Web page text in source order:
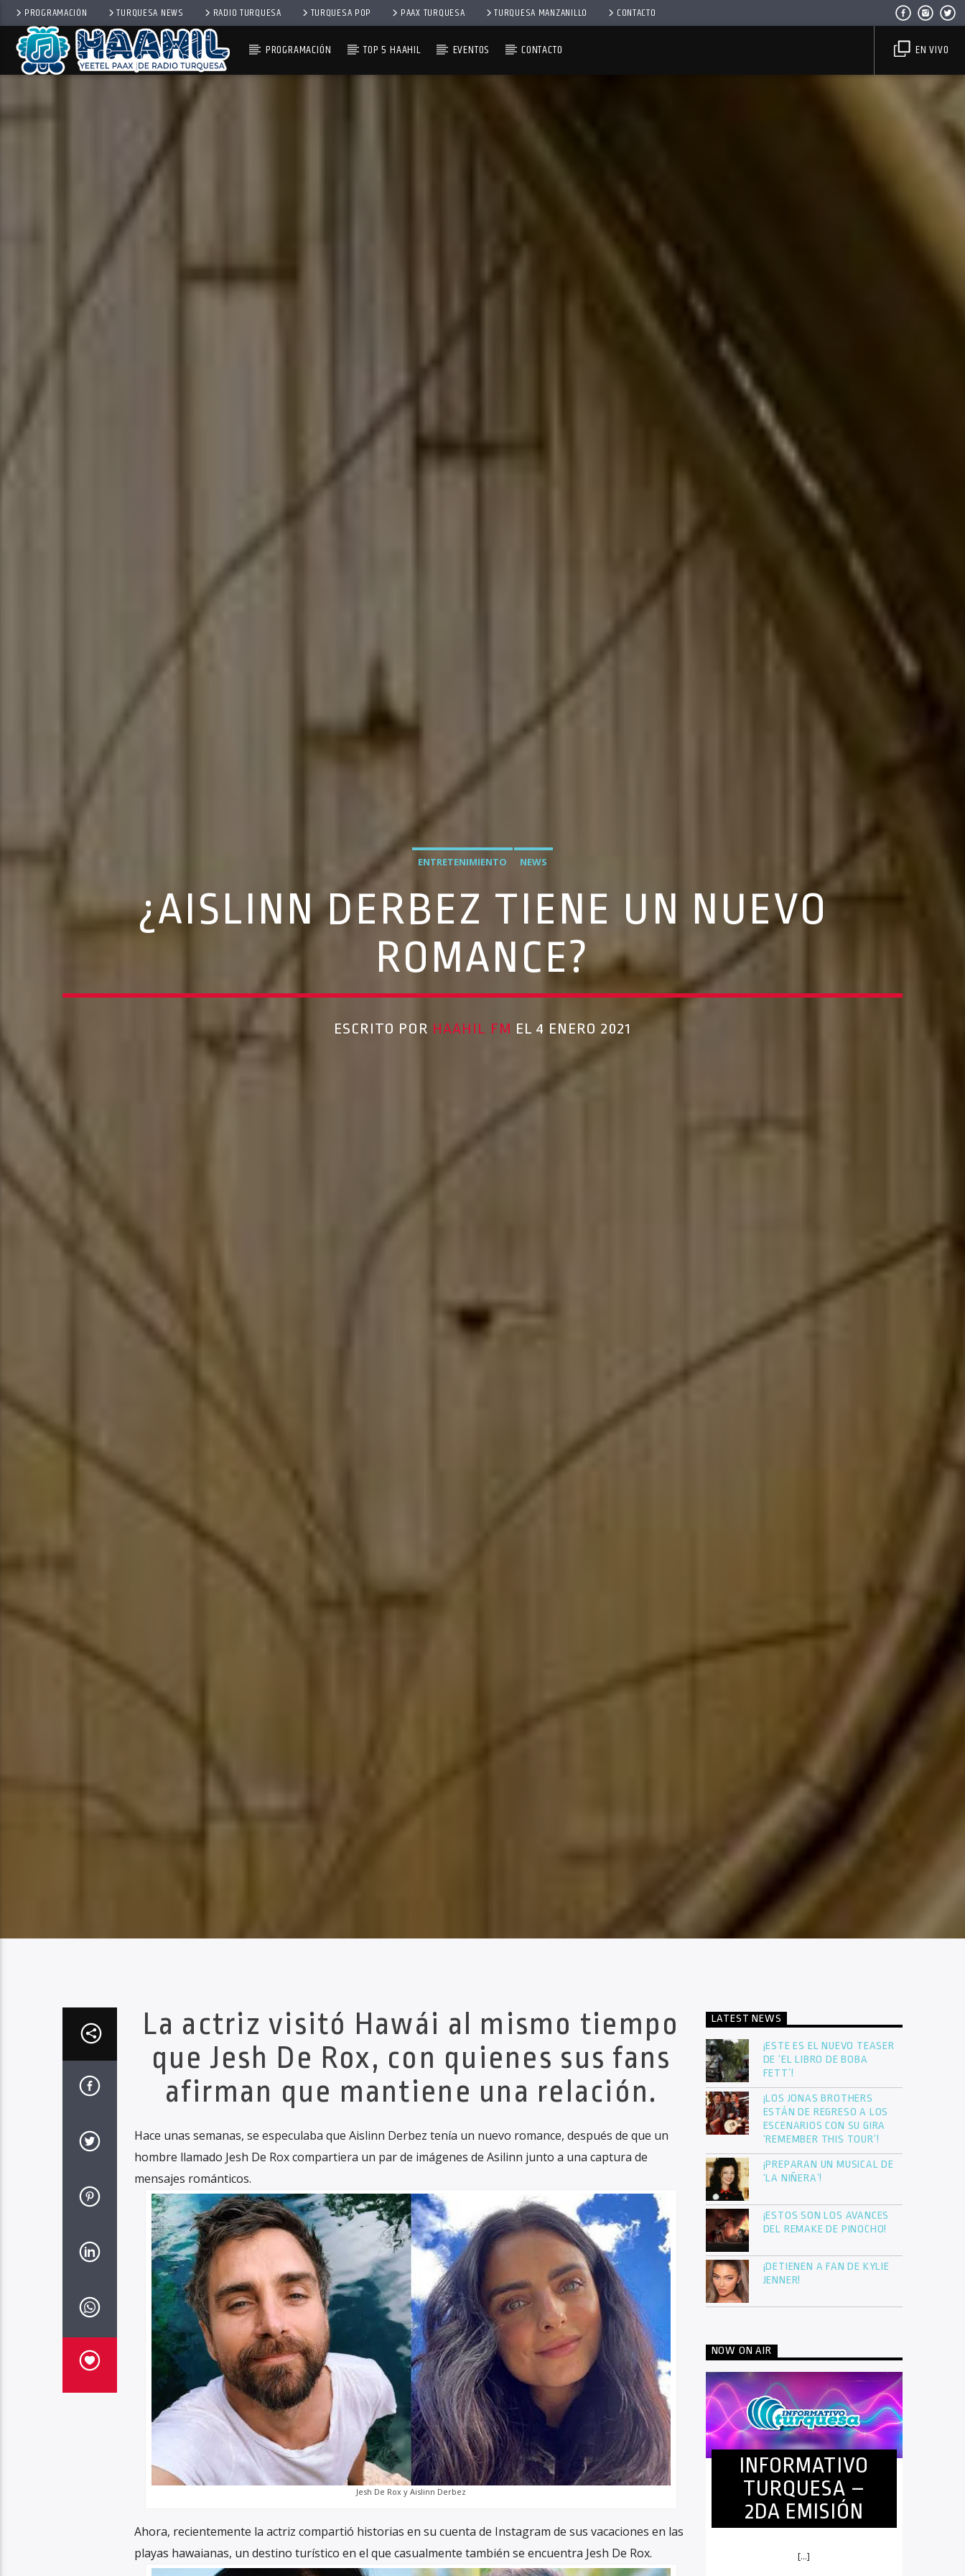
PROGRAMACIÓN TURQUESA NEWS RADIO TURQUESA TURQUESA POP PAAX TURQUESA TURQUESA MANZANILLO CONTACTO
PROGRAMACIÓN TOP 5 HAAHIL EVENTOS CONTACTO EN VIVO
INFORMATIVO TURQUESA – 2DA EMISIÓN
ENTRETENIMIENTO NEWS
¿AISLINN DERBEZ TIENE UN NUEVO
ROMANCE?
ESCRITO POR HAAHIL FM EL 4 ENERO 2021
La actriz visitó Hawái al mismo tiempo
que Jesh De Rox, con quienes sus fans
afirman que mantiene una relación.
Hace unas semanas, se especulaba que Aislinn Derbez tenía un nuevo romance, después de que un
hombre llamado Jesh De Rox compartiera un par de imágenes de Asilinn junto a una captura de
mensajes románticos.
Jesh De Rox y Aislinn Derbez
Ahora, recientemente la actriz compartió historias en su cuenta de Instagram de sus vacaciones en las
playas hawaianas, un destino turístico en el que casualmente también se encuentra Jesh De Rox.
LATEST NEWS
¡ESTE ES EL NUEVO TEASER
DE ‘EL LIBRO DE BOBA
FETT’!
¡LOS JONAS BROTHERS
ESTÁN DE REGRESO A LOS
ESCENARIOS CON SU GIRA
‘REMEMBER THIS TOUR’!
¡PREPARAN UN MUSICAL DE
‘LA NIÑERA’!
¡ESTOS SON LOS AVANCES
DEL REMAKE DE PINOCHO!
¡DETIENEN A FAN DE KYLIE
JENNER!
NOW ON AIR
INFORMATIVO
TURQUESA –
2DA EMISIÓN
[...]